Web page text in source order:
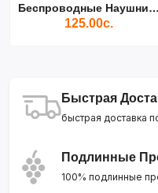
Беспроводные Наушники Air...
125.00с.
Быстрая
быстрая доставка
Подлинные
100% подлинные